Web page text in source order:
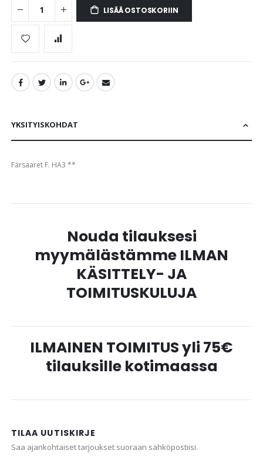
LISÄÄ OSTOSKORIIN
YKSITYISKOHDAT
Färsaaret F. HA3 **
Nouda tilauksesi
myymälästämme ILMAN
KÄSITTELY- JA
TOIMITUSKULUJA
ILMAINEN TOIMITUS yli 75€
tilauksille kotimaassa
TILAA UUTISKIRJE
Saa ajankohtaiset tarjoukset suoraan sähköpostiisi.